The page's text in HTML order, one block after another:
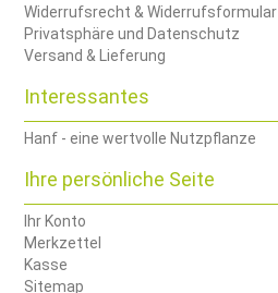
Widerrufsrecht & Widerrufsformular
Privatsphäre und Datenschutz
Versand & Lieferung
Interessantes
Hanf - eine wertvolle Nutzpflanze
Ihre persönliche Seite
Ihr Konto
Merkzettel
Kasse
Sitemap